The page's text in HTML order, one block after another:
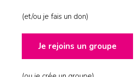
(et/ou je fais un don)
Je rejoins un groupe